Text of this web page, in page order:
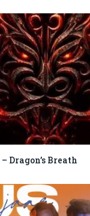
Dragon’s Breath